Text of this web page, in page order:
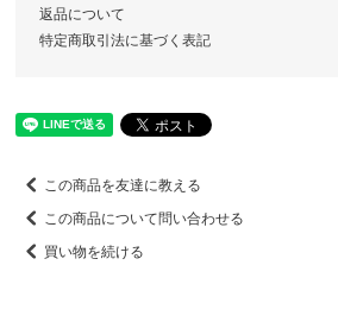
返品について
特定商取引法に基づく表記
この商品を友達に教える
この商品について問い合わせる
買い物を続ける